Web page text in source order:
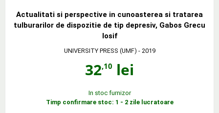
Actualitati si perspective in cunoasterea si tratarea
tulburarilor de dispozitie de tip depresiv, Gabos Grecu
Iosif
UNIVERSITY PRESS (UMF) - 2019
32,10 lei
In stoc furnizor
Timp confirmare stoc: 1 - 2 zile lucratoare